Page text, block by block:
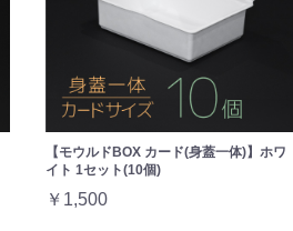
【モウルドBOX カード(身蓋一体)】ホワ
イト 1セット(10個)
￥1,500